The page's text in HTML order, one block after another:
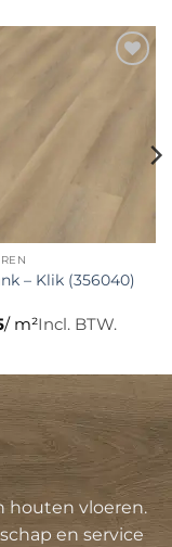
verlanglijst
– Klik (356040)
/ m²Incl. BTW.
houten vloeren.
en service